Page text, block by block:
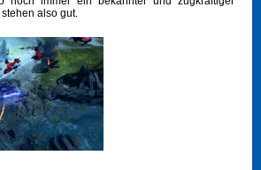
also gut.